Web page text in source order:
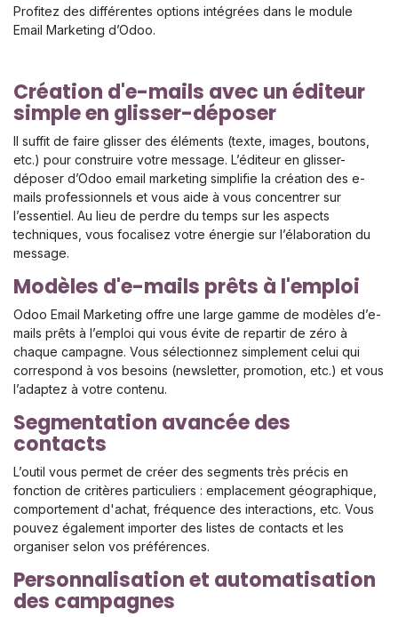
Profitez des différentes options intégrées dans le module
Email Marketing d’Odoo.
Création d'e-mails avec un éditeur
simple en glisser-déposer
Il suffit de faire glisser des éléments (texte, images, boutons,
etc.) pour construire votre message. L’éditeur en glisser-
déposer d’Odoo email marketing simplifie la création des e-
mails professionnels et vous aide à vous concentrer sur
l’essentiel. Au lieu de perdre du temps sur les aspects
techniques, vous focalisez votre énergie sur l’élaboration du
message.
Modèles d'e-mails prêts à l'emploi
Odoo Email Marketing offre une large gamme de modèles d’e-
mails prêts à l’emploi qui vous évite de repartir de zéro à
chaque campagne. Vous sélectionnez simplement celui qui
correspond à vos besoins (newsletter, promotion, etc.) et vous
l’adaptez à votre contenu.
Segmentation avancée des
contacts
L’outil vous permet de créer des segments très précis en
fonction de critères particuliers : emplacement géographique,
comportement d'achat, fréquence des interactions, etc. Vous
pouvez également importer des listes de contacts et les
organiser selon vos préférences.
Personnalisation et automatisation
des campagnes